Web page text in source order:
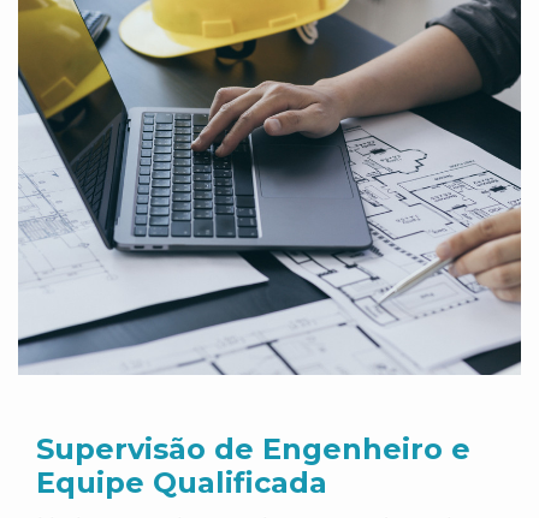
Supervisão de Engenheiro e
Equipe Qualificada